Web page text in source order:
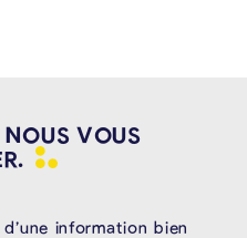
VOUS
information bien